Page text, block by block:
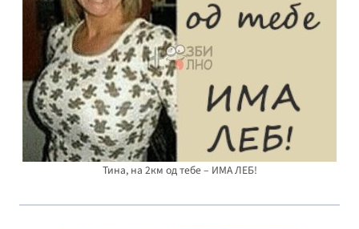
Тина, на 2км од тебе – ИМА ЛЕБ!